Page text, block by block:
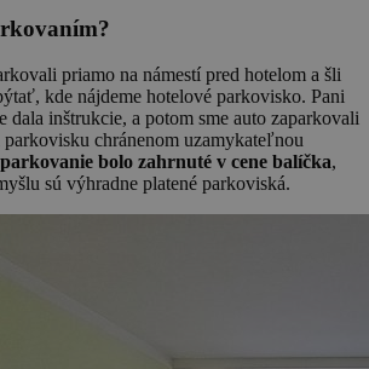
priamo na námestí pred hotelom a šli
kde nájdeme hotelové parkovisko. Pani
dala inštrukcie, a potom sme auto zaparkovali
parkovisku chránenom uzamykateľnou
parkovanie bolo zahrnuté v cene balíčka,
sú výhradne platené parkoviská.